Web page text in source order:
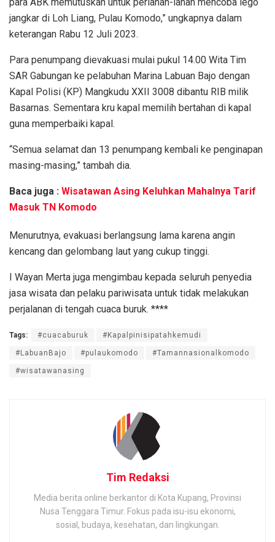
para ABK memutuskan untuk perlahan-lahan mencoba lego
jangkar di Loh Liang, Pulau Komodo,” ungkapnya dalam
keterangan Rabu 12 Juli 2023.
Para penumpang dievakuasi mulai pukul 14.00 Wita Tim
SAR Gabungan ke pelabuhan Marina Labuan Bajo dengan
Kapal Polisi (KP) Mangkudu XXII 3008 dibantu RIB milik
Basarnas. Sementara kru kapal memilih bertahan di kapal
guna memperbaiki kapal.
“Semua selamat dan 13 penumpang kembali ke penginapan
masing-masing,” tambah dia.
Baca juga : Wisatawan Asing Keluhkan Mahalnya Tarif
Masuk TN Komodo
Menurutnya, evakuasi berlangsung lama karena angin
kencang dan gelombang laut yang cukup tinggi.
I Wayan Merta juga mengimbau kepada seluruh penyedia
jasa wisata dan pelaku pariwisata untuk tidak melakukan
perjalanan di tengah cuaca buruk. ****
Tags: #cuacaburuk #Kapalpinisipatahkemudi
#LabuanBajo #pulaukomodo #Tamannasionalkomodo
#wisatawanasing
Tim Redaksi
Media berita online berkantor di Kota Kupang, Provinsi
Nusa Tenggara Timur. Fokus pada isu-isu ekonomi,
sosial, budaya, kesehatan, dan lingkungan.